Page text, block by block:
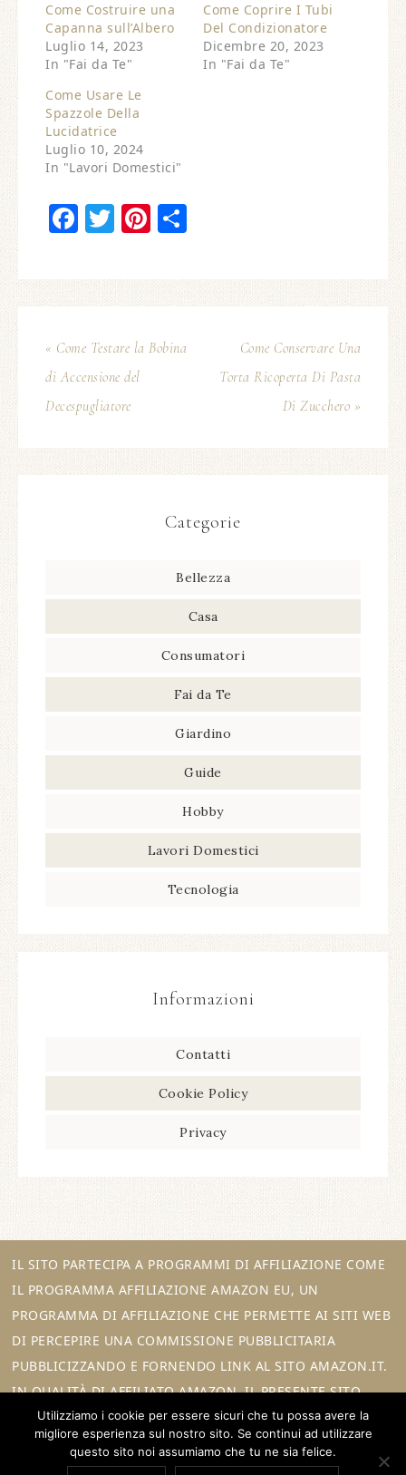
Come Costruire una
Capanna sull’Albero
Luglio 14, 2023
In "Fai da Te"
Come Coprire I Tubi
Del Condizionatore
Dicembre 20, 2023
In "Fai da Te"
Come Usare Le
Spazzole Della
Lucidatrice
Luglio 10, 2024
In "Lavori Domestici"
Facebook
Twitter
Pinterest
« Come Testare la Bobina
di Accensione del
Decespugliatore
Come Conservare Una
Torta Ricoperta Di Pasta
Di Zucchero »
Categorie
Bellezza
Casa
Consumatori
Fai da Te
Giardino
Guide
Hobby
Lavori Domestici
Tecnologia
Informazioni
Contatti
Cookie Policy
Privacy
IL SITO PARTECIPA A PROGRAMMI DI AFFILIAZIONE COME
IL PROGRAMMA AFFILIAZIONE AMAZON EU, UN
PROGRAMMA DI AFFILIAZIONE CHE PERMETTE AI SITI WEB
DI PERCEPIRE UNA COMMISSIONE PUBBLICITARIA
PUBBLICIZZANDO E FORNENDO LINK AL SITO AMAZON.IT.
IN QUALITÀ DI AFFILIATO AMAZON, IL PRESENTE SITO
RICEVE UN GUADAGNO PER CIASCUN ACQUISTO IDONEO.
Utilizziamo i cookie per essere sicuri che tu possa avere la
migliore esperienza sul nostro sito. Se continui ad utilizzare
questo sito noi assumiamo che tu ne sia felice.